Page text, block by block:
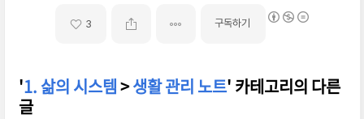
3 구독하기
'1. 삶의 시스템>생활 관리 노트' 카테고리의 다른
글